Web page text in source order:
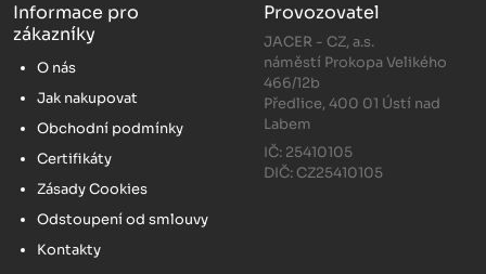
Informace pro
zákazníky
O nás
Jak nakupovat
Obchodní podmínky
Certifikáty
Zásady Cookies
Odstoupení od smlouvy
Kontakty
Provozovatel
JACER - CZ, a.s.
náměstí Prokopa Velikého
466/12b
Předlice, 400 01 Ústí nad
Labem
IČ: 25410105
DIČ: CZ25410105